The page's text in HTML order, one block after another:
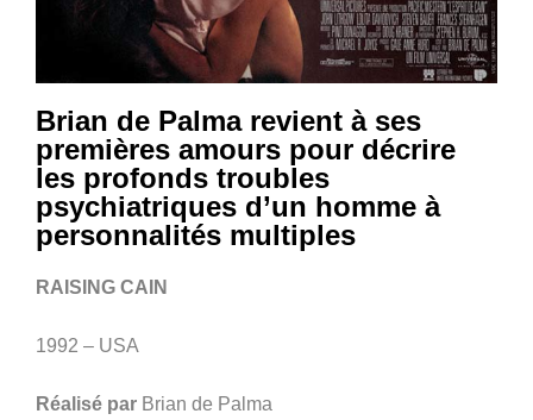
Brian de Palma revient à ses
premières amours pour décrire
les profonds troubles
psychiatriques d’un homme à
personnalités multiples
RAISING CAIN
1992 – USA
Réalisé par Brian de Palma